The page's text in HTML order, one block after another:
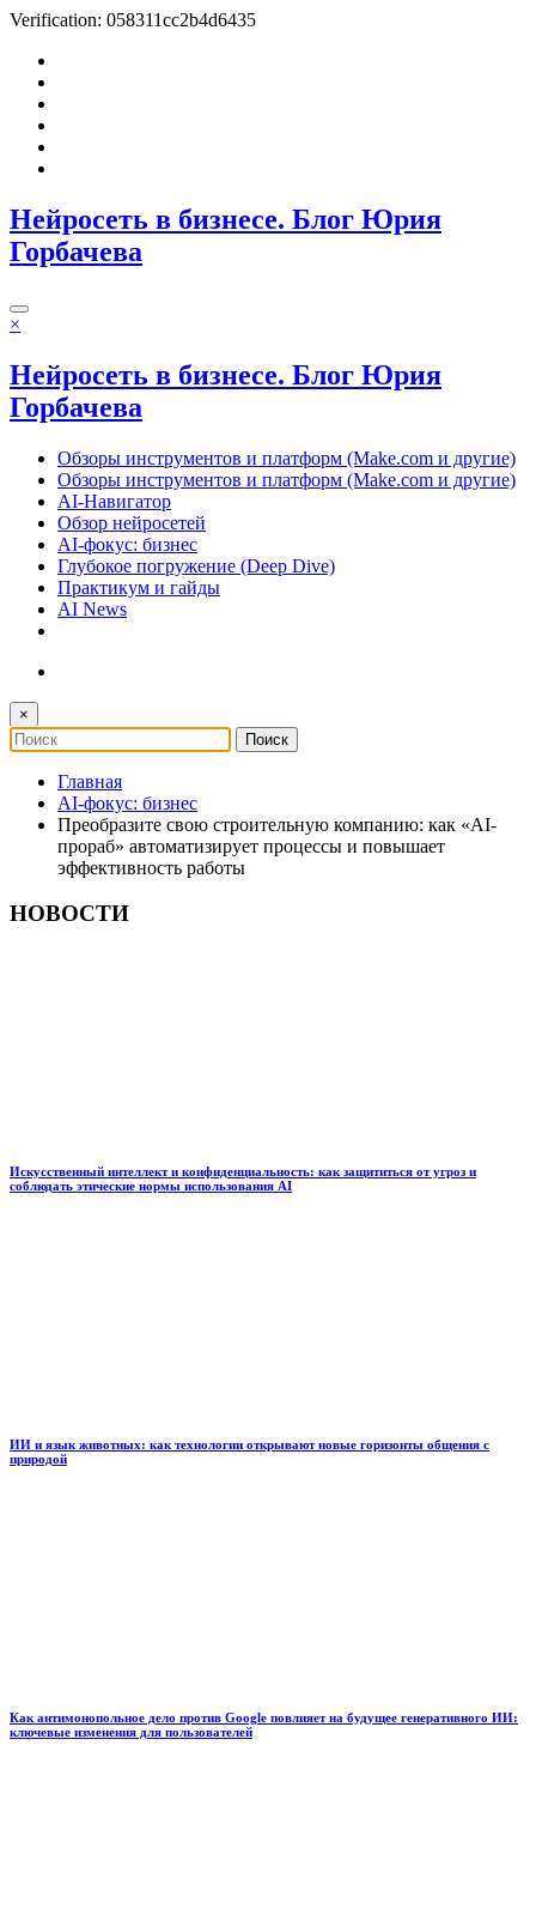
Verification: 058311cc2b4d6435
Перейти
содержимому
Нейросеть в бизнесе. Блог Юрия
Горбачева
×
Нейросеть в бизнесе. Блог Юрия
Горбачева
Обзоры инструментов и платформ (Make.com и другие)
Обзоры инструментов и платформ (Make.com и другие)
AI-Навигатор
Обзор нейросетей
AI-фокус: бизнес
Глубокое погружение (Deep Dive)
Практикум и гайды
AI News
×
Главная
AI-фокус: бизнес
Преобразите свою строительную компанию: как «AI-
прораб» автоматизирует процессы и повышает
эффективность работы
НОВОСТИ
Искусственный интеллект и конфиденциальность: как защититься от угроз и
соблюдать этические нормы использования AI
ИИ и язык животных: как технологии открывают новые горизонты общения с
природой
Как антимонопольное дело против Google повлияет на будущее генеративного ИИ:
ключевые изменения для пользователей